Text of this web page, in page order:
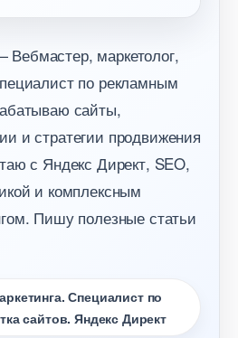
маркетолог,
по рекламным
сайты,
и стратегии продвижения
с Яндекс Директ, SEO,
и комплексным
Пишу полезные статьи
Специалист по
сайтов. Яндекс Директ